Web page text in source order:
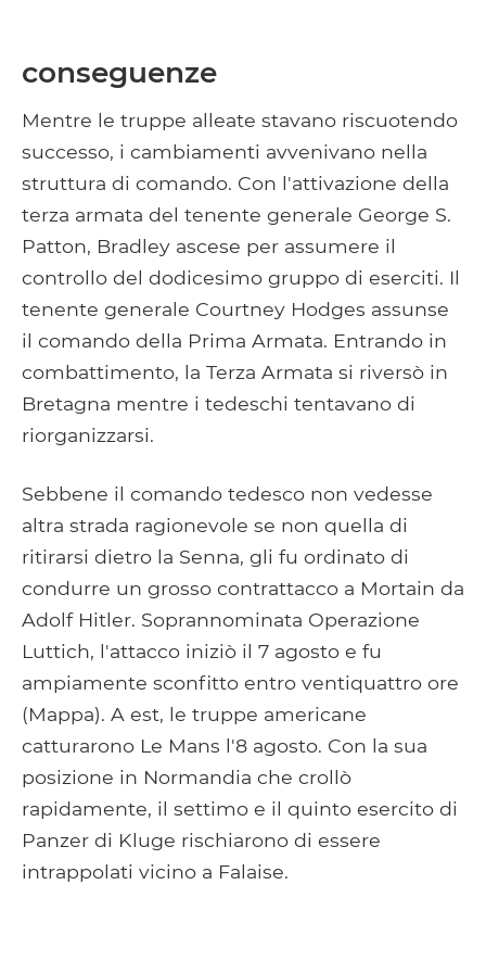
conseguenze
Mentre le truppe alleate stavano riscuotendo
successo, i cambiamenti avvenivano nella
struttura di comando. Con l'attivazione della
terza armata del tenente generale George S.
Patton, Bradley ascese per assumere il
controllo del dodicesimo gruppo di eserciti. Il
tenente generale Courtney Hodges assunse
il comando della Prima Armata. Entrando in
combattimento, la Terza Armata si riversò in
Bretagna mentre i tedeschi tentavano di
riorganizzarsi.
Sebbene il comando tedesco non vedesse
altra strada ragionevole se non quella di
ritirarsi dietro la Senna, gli fu ordinato di
condurre un grosso contrattacco a Mortain da
Adolf Hitler. Soprannominata Operazione
Luttich, l'attacco iniziò il 7 agosto e fu
ampiamente sconfitto entro ventiquattro ore
(Mappa). A est, le truppe americane
catturarono Le Mans l'8 agosto. Con la sua
posizione in Normandia che crollò
rapidamente, il settimo e il quinto esercito di
Panzer di Kluge rischiarono di essere
intrappolati vicino a Falaise.